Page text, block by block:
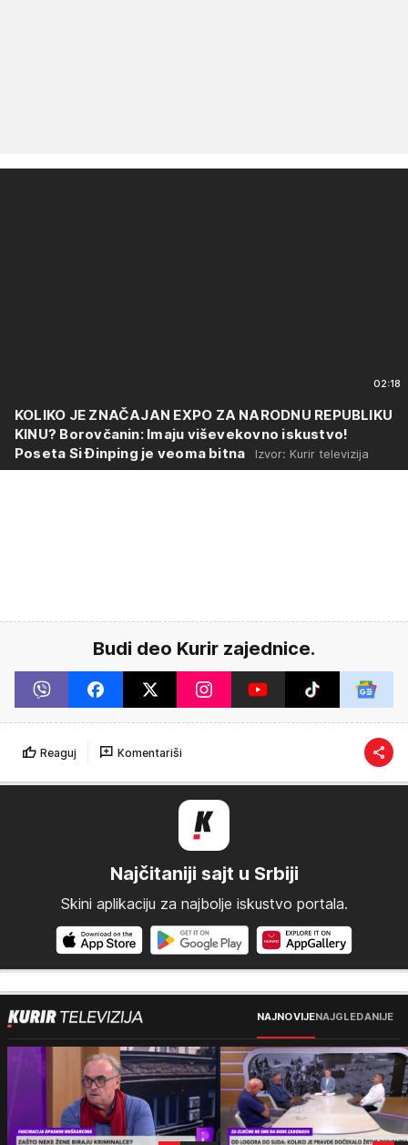
02:18
KOLIKO JE ZNAČAJAN EXPO ZA NARODNU REPUBLIKU
KINU? Borovčanin: Imaju viševekovno iskustvo!
Poseta Si Đinping je veoma bitna
Izvor: Kurir televizija
Budi deo Kurir zajednice.
Reaguj Komentariši
Najčitaniji sajt u Srbiji
Skini aplikaciju za najbolje iskustvo portala.
NAJNOVIJENAJGLEDANIJE